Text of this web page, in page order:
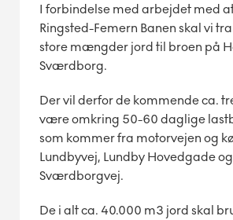
I forbindelse med arbejdet med
Ringsted-Femern Banen skal vi
store mængder jord til broen på
Sværdborg.
Der vil derfor de kommende ca.
være omkring 50-60 daglige
som kommer fra motorvejen og
Lundbyvej, Lundby Hovedgade og
Sværdborgvej.
De i alt ca. 40.000 m3 jord skal